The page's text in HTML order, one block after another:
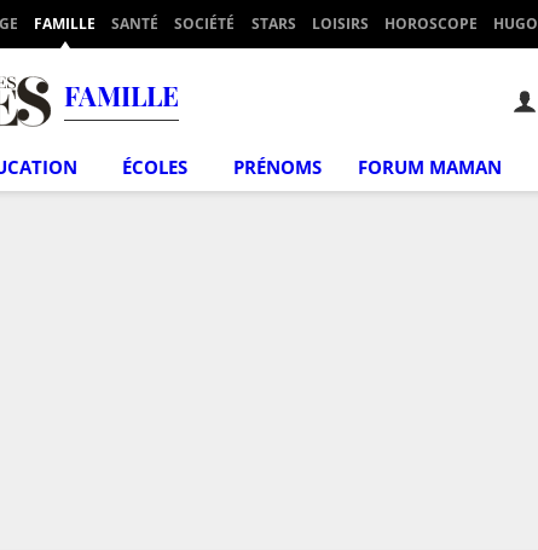
FAMILLE SANTÉ SOCIÉTÉ STARS LOISIRS HOROSCOPE HUGO
FAMILLE
ÉCOLES PRÉNOMS FORUM MAMAN